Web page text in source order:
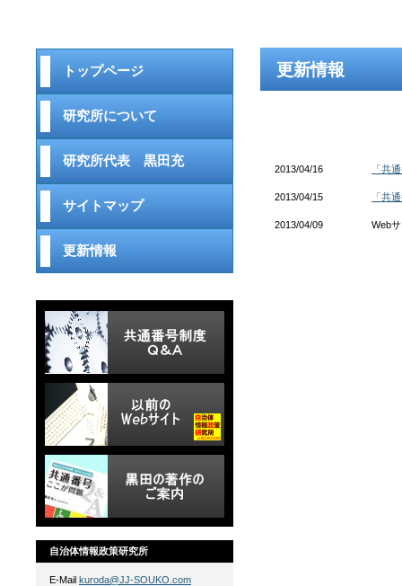
更新情報
2013/04/16 「共
2013/04/15 「共
2013/04/09 Web
トップページ
研究所について
研究所代表 黒田充
サイトマップ
更新情報
自治体情報政策研究所
E-Mail kuroda@JJ-SOUKO.com